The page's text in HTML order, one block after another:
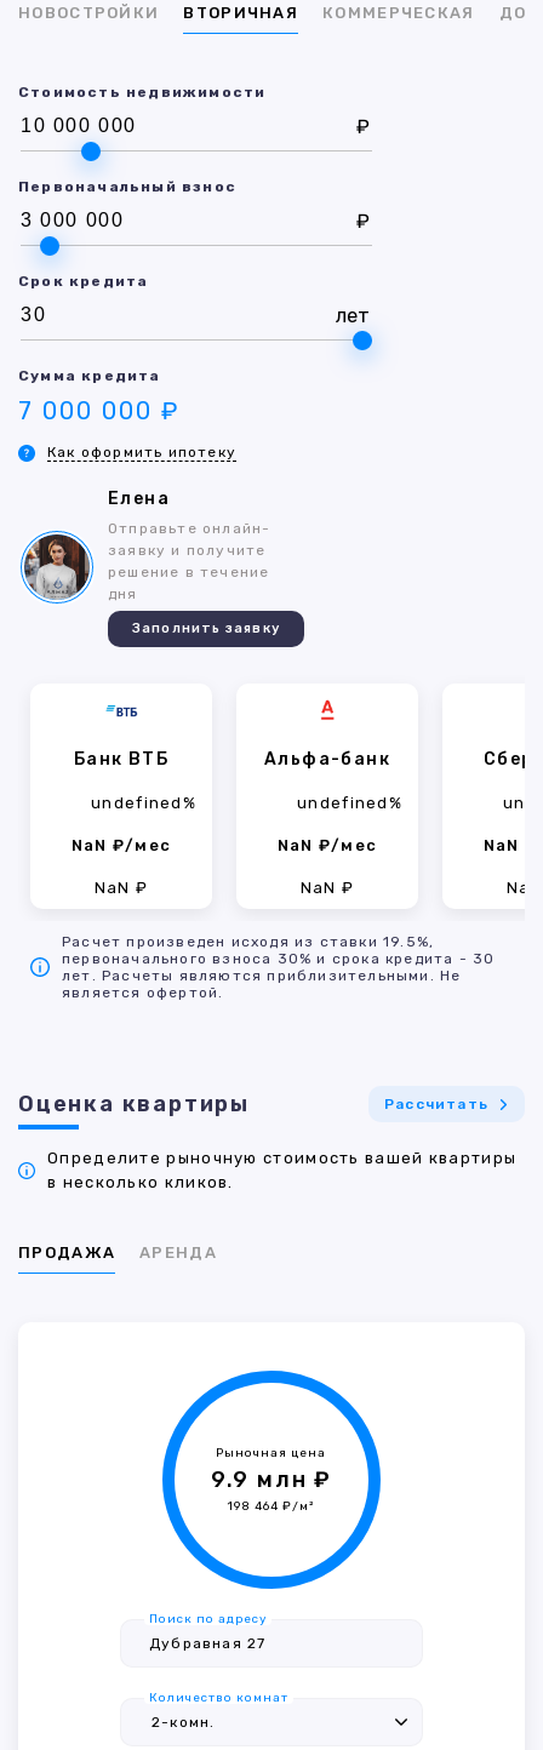
НОВОСТРОЙКИ ВТОРИЧНАЯ КОММЕРЧЕСКАЯ ДОМ
Стоимость недвижимости
₽
Первоначальный взнос
₽
Срок кредита
лет
Сумма кредита
7 000 000 ₽
Как оформить ипотеку
Елена
Отправьте онлайн-
заявку и получите
решение в течение
дня
Заполнить заявку
Банк ВТБ
undefined%
NaN ₽/мес
NaN ₽
Альфа-банк
undefined%
NaN ₽/мес
NaN ₽
NaN
Расчет произведен исходя из ставки 19.5%,
первоначального взноса 30% и срока кредита - 30
лет. Расчеты являются приблизительными. Не
является офертой.
Оценка квартиры Рассчитать
Определите рыночную стоимость вашей квартиры
в несколько кликов.
ПРОДАЖА АРЕНДА
Рыночная цена
9.9 млн ₽
198 464 ₽/м²
Поиск по адресу
Количество комнат